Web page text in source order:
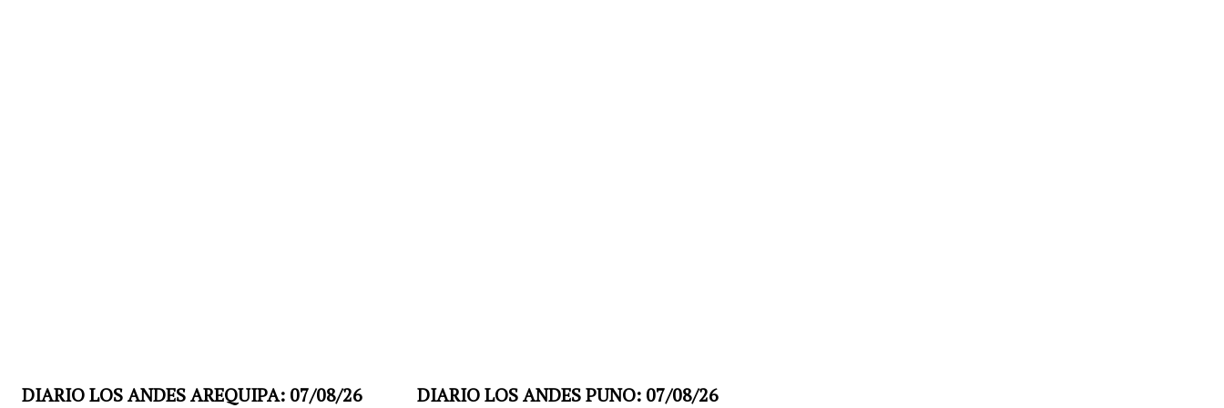
DIARIO LOS ANDES AREQUIPA: 07/08/26 DIARIO LOS ANDES PUNO: 07/08/26